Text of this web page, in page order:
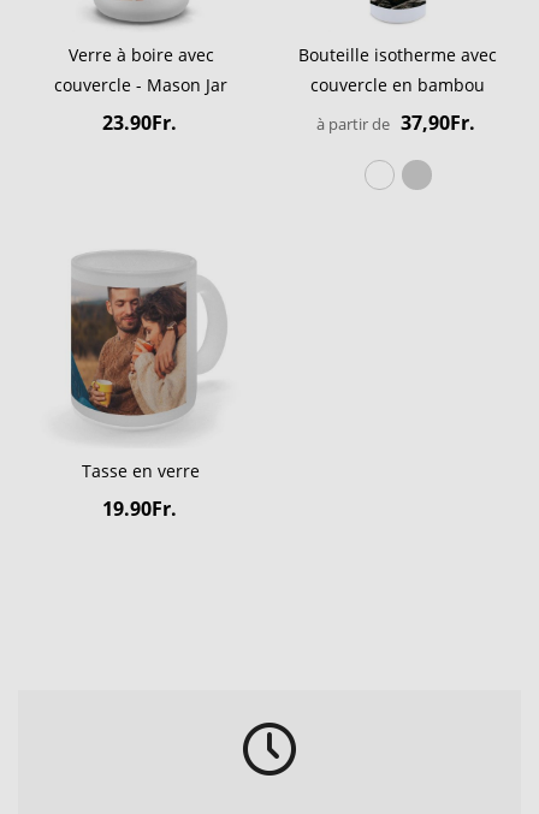
Verre à boire avec
couvercle - Mason Jar
23.90Fr.
Bouteille isotherme avec
couvercle en bambou
à partir de 37,90Fr.
Tasse en verre
19.90Fr.